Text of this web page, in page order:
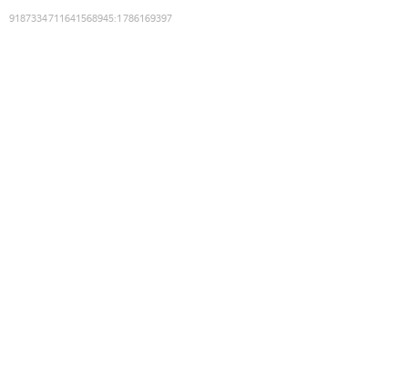
9187334711641568945:1786169397